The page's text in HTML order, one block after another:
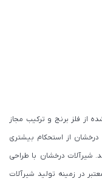
از فلز برنج و ترکیب مجاز
از استحکام بیشتری
شیرآلات درخشان با طراحی
در زمینه تولید شیرآلات